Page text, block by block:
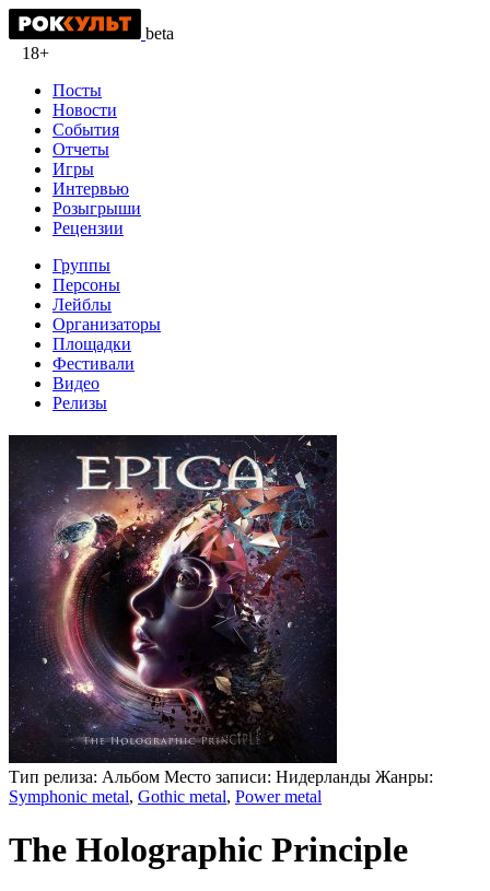
beta
18+
Посты
Новости
События
Отчеты
Игры
Интервью
Розыгрыши
Рецензии
Группы
Персоны
Лейблы
Организаторы
Площадки
Фестивали
Видео
Релизы
Тип релиза: Альбом Место записи: Нидерланды Жанры:
Symphonic metal, Gothic metal, Power metal
The Holographic Principle